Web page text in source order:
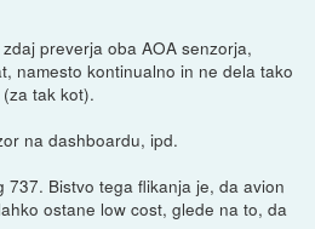
preverja oba AOA senzorja,
namesto kontinualno in ne dela tako
tak kot).
na dashboardu, ipd.
737. Bistvo tega flikanja je, da avion
ostane low cost, glede na to, da